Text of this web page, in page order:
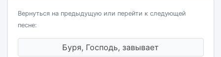
Вернуться на предыдущую или перейти к следующей
песне:
Буря, Господь, завывает